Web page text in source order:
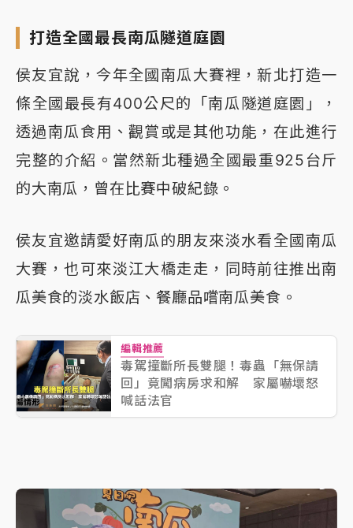
打造全國最長南瓜隧道庭園
侯友宜說，今年全國南瓜大賽裡，新北打造一
條全國最長有400公尺的「南瓜隧道庭園」，
透過南瓜食用、觀賞或是其他功能，在此進行
完整的介紹。當然新北種過全國最重925台斤
的大南瓜，曾在比賽中破紀錄。
侯友宜邀請愛好南瓜的朋友來淡水看全國南瓜
大賽，也可來淡江大橋走走，同時前往推出南
瓜美食的淡水飯店、餐廳品嚐南瓜美食。
編輯推薦
毒駕撞斷所長雙腿！毒蟲「無保請
回」竟闖病房求和解 家屬嚇壞怒
喊話法官